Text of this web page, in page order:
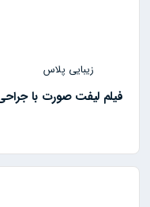
زیبایی پلاس
فیلم لیفت صورت با